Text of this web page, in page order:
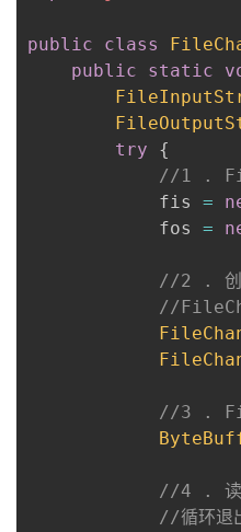
public class
public
static
try
{
//1 .
            fis
=
            fos
=
//2 . 创
//
//3 .
//4 . 读
//循环退